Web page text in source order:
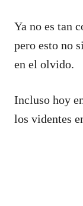
Ya no es tan
pero esto no
en el olvido.
Incluso hoy
los videntes